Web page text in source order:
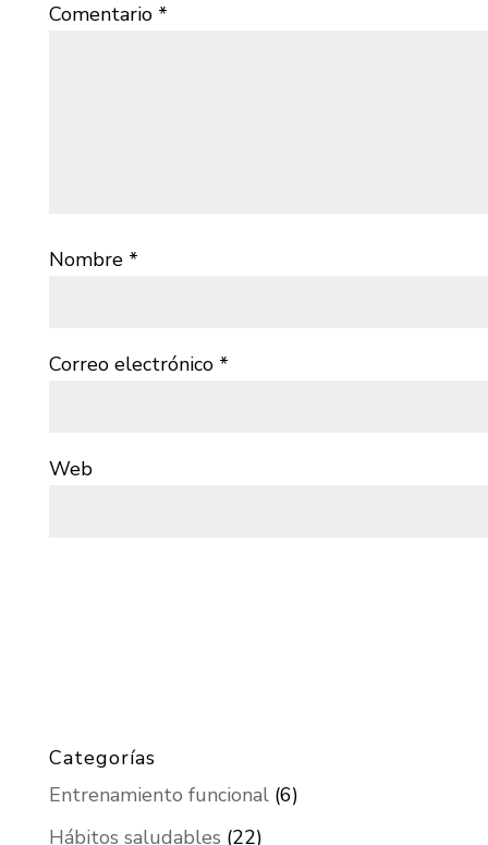
Comentario *
Nombre *
Correo electrónico *
Web
Categorías
Entrenamiento funcional(6)
Hábitos saludables (22)